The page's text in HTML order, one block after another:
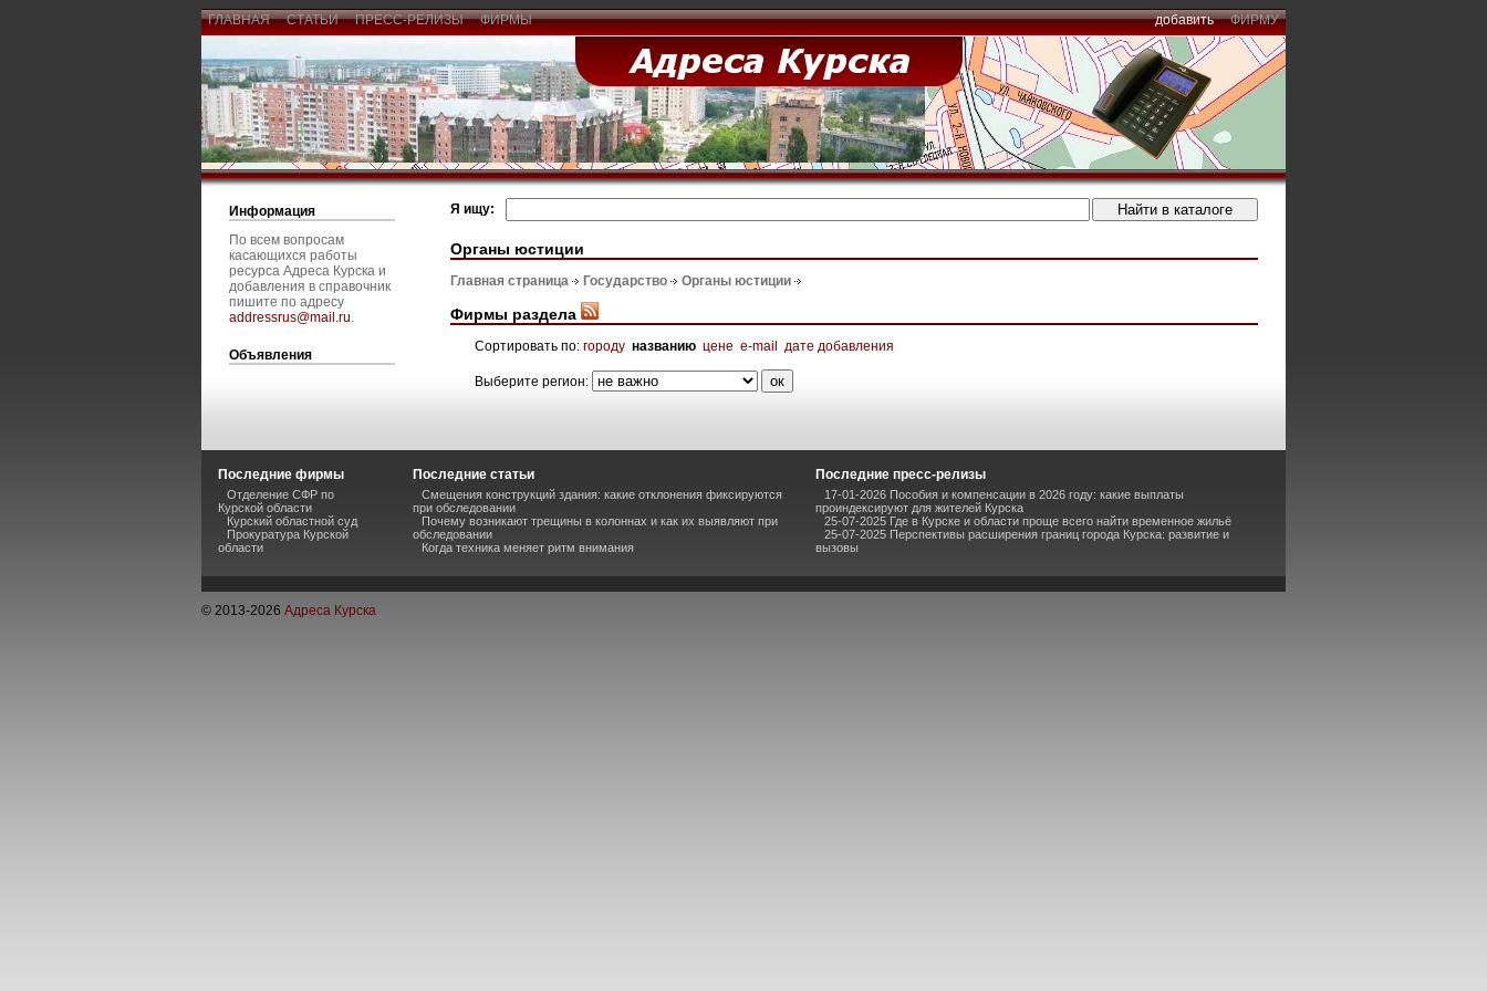
ГЛАВНАЯ СТАТЬИ ПРЕСС-РЕЛИЗЫ ФИРМЫ добавить ФИРМУ
Информация
По всем вопросам
касающихся работы
ресурса Адреса Курска и
добавления в справочник
пишите по адресу
addressrus@mail.ru.
Объявления
Я ищу:
Органы юстиции
Главная страница Государство Органы юстиции
Фирмы раздела
Сортировать по: городу названию цене e-mail дате добавления
Выберите регион:
Последние фирмы
Отделение СФР по
Курской области
Курский областной суд
Прокуратура Курской
области
Последние статьи
Смещения конструкций здания: какие отклонения фиксируются
при обследовании
Почему возникают трещины в колоннах и как их выявляют при
обследовании
Когда техника меняет ритм внимания
Последние пресс-релизы
17-01-2026 Пособия и компенсации в 2026 году: какие выплаты
проиндексируют для жителей Курска
25-07-2025 Где в Курске и области проще всего найти временное жильё
25-07-2025 Перспективы расширения границ города Курска: развитие и
вызовы
© 2013-2026 Адреса Курска